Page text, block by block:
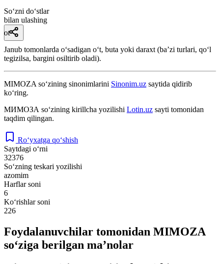
So‘zni do‘stlar
bilan ulashing
ot
Janub tomonlarda oʻsadigan oʻt, buta yoki daraxt (baʼzi turlari, qoʻl
tegizilsa, bargini osiltirib oladi).
MIMOZA so‘zining sinonimlarini Sinonim.uz saytida qidirib
ko‘ring.
МИМОЗА so‘zining kirillcha yozilishi Lotin.uz sayti tomonidan
taqdim qilingan.
Ro‘yxatga qo‘shish
Saytdagi o‘rni
32376
So‘zning teskari yozilishi
azomim
Harflar soni
6
Ko‘rishlar soni
226
Foydalanuvchilar tomonidan MIMOZA
so‘ziga berilgan ma’nolar